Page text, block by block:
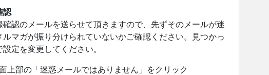
認
認のメールを送らせて頂きますので、先ずそのメールが迷
マガが振り分けられていないかご確認ください。見つかっ
定を変更してください。
上部の「迷惑メールではありません」をクリック